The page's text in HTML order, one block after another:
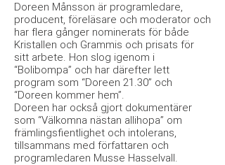
Doreen Månsson är programledare,
producent, föreläsare och moderator och
har flera gånger nominerats för både
Kristallen och Grammis och prisats för
sitt arbete. Hon slog igenom i
“Bolibompa” och har därefter lett
program som “Doreen 21.30” och
“Doreen kommer hem”.
Doreen har också gjort dokumentärer
som “Välkomna nästan allihopa” om
främlingsfientlighet och intolerans,
tillsammans med författaren och
programledaren Musse Hasselvall.